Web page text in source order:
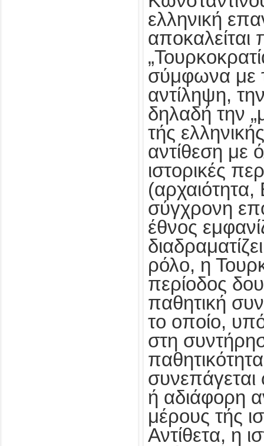
ελληνική
σύμφωνα με
αντίληψη,
δηλαδή την
τής
αντίθεση με
ιστορικές
(αρχαιότητα,
σύγχρονη
έθνος
ρόλο, η
περίοδος
παθητική
το οποίο,
στη
ή αδιάφορη
μέρους τής
Αντίθετα, η